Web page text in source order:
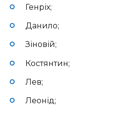
Генріх;
Данило;
Зіновій;
Костянтин;
Лев;
Леонід;